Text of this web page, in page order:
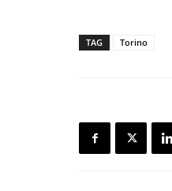
TAG Torino